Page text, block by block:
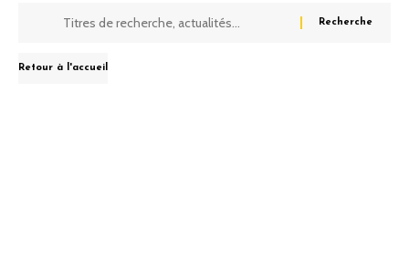
Retour à l'accueil